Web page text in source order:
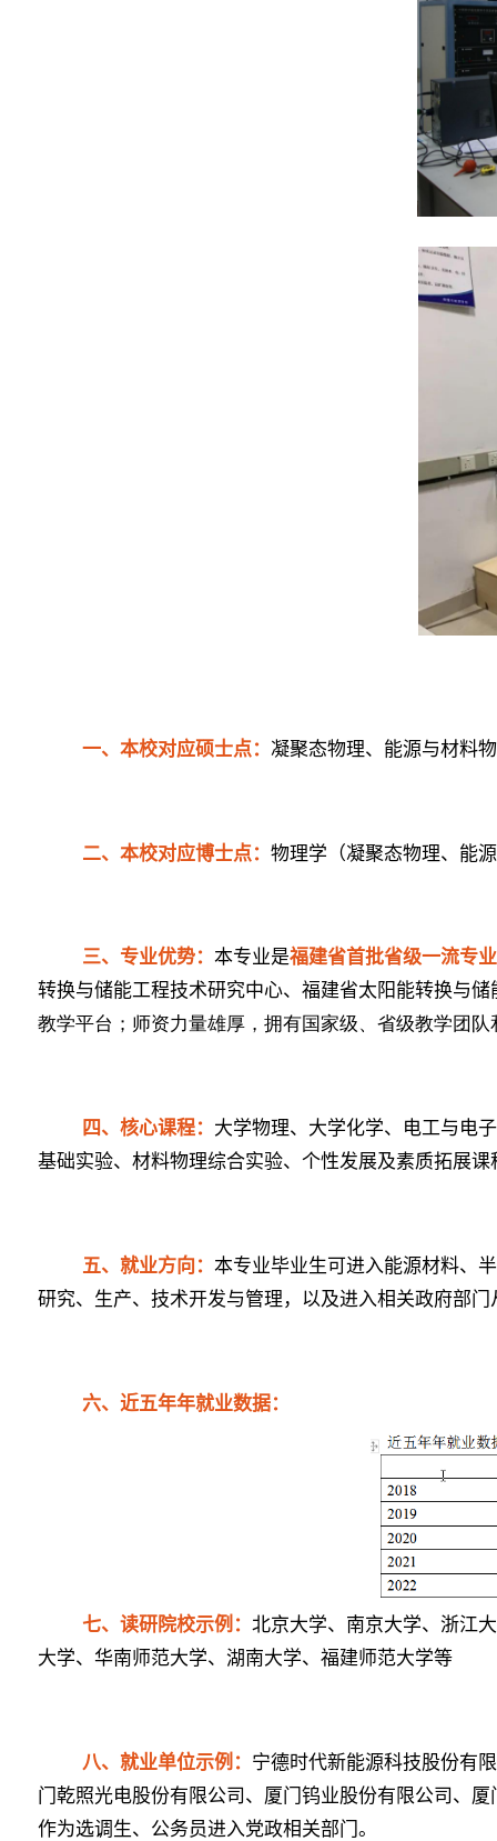
一、本校对应硕士点：凝聚态物理、能源与材料
二、本校对应博士点：物理学（凝聚态物理、能
三、 专业优势：本专业是福建省首批省级一流专
转换与储能工程技术研究中心、福建省太阳能转换与
教学平台；师资力量雄厚，拥有国家级、省级教学团
四、核心课程： 大学物理、大学化学、电工与电
基础实验、材料物理综合实验、个性发展及素质拓展课
五、就业方向：本专业毕业生可进入能源材料、
研究、生产、技术开发与管理，以及进入相关政府部
六、近五年年就业数据：
七、读研院校示例：北京大学、南京大学、浙江
大学、华南师范大学、湖南大学、福建师范大学等
八、就业单位示例： 宁德时代新能源科技股份有
门乾照光电股份有限公司、厦门钨业股份有限公司、
作为选调生、公务员进入党政相关部门。